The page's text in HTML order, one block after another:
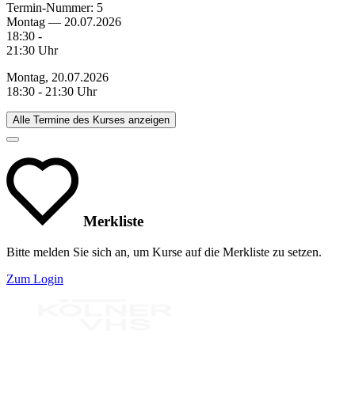
Termin-Nummer: 5
Montag — 20.07.2026
18:30 -
21:30 Uhr
Montag, 20.07.2026
18:30 - 21:30 Uhr
Alle Termine des Kurses anzeigen
Merkliste
Bitte melden Sie sich an, um Kurse auf die Merkliste zu setzen.
Zum Login